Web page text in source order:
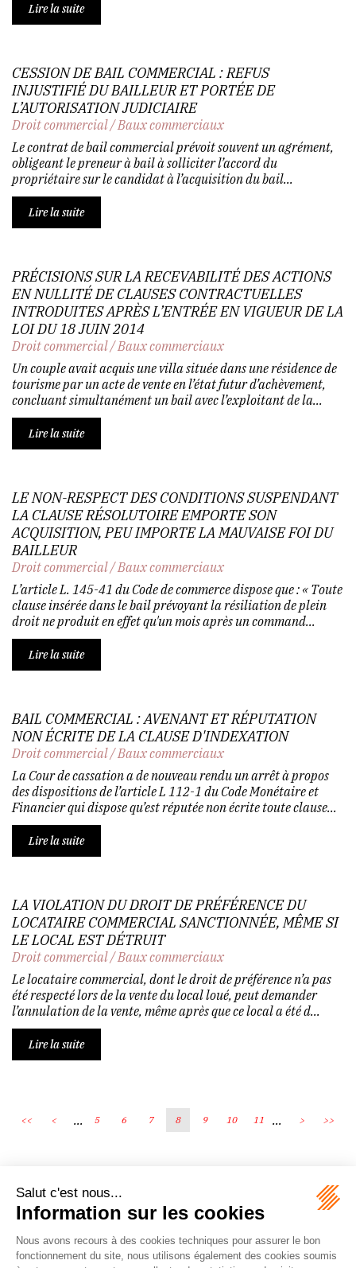
Lire la suite
CESSION DE BAIL COMMERCIAL : REFUS
INJUSTIFIÉ DU BAILLEUR ET PORTÉE DE
L’AUTORISATION JUDICIAIRE
Droit commercial/Baux commerciaux
Le contrat de bail commercial prévoit souvent un agrément,
obligeant le preneur à bail à solliciter l’accord du
propriétaire sur le candidat à l’acquisition du bail...
Lire la suite
PRÉCISIONS SUR LA RECEVABILITÉ DES ACTIONS
EN NULLITÉ DE CLAUSES CONTRACTUELLES
INTRODUITES APRÈS L’ENTRÉE EN VIGUEUR DE LA
LOI DU 18 JUIN 2014
Droit commercial/Baux commerciaux
Un couple avait acquis une villa située dans une résidence de
tourisme par un acte de vente en l’état futur d’achèvement,
concluant simultanément un bail avec l’exploitant de la...
Lire la suite
LE NON-RESPECT DES CONDITIONS SUSPENDANT
LA CLAUSE RÉSOLUTOIRE EMPORTE SON
ACQUISITION, PEU IMPORTE LA MAUVAISE FOI DU
BAILLEUR
Droit commercial/Baux commerciaux
L’article L. 145-41 du Code de commerce dispose que : « Toute
clause insérée dans le bail prévoyant la résiliation de plein
droit ne produit en effet qu'un mois après un command...
Lire la suite
BAIL COMMERCIAL : AVENANT ET RÉPUTATION
NON ÉCRITE DE LA CLAUSE D'INDEXATION
Droit commercial/Baux commerciaux
La Cour de cassation a de nouveau rendu un arrêt à propos
des dispositions de l’article L 112-1 du Code Monétaire et
Financier qui dispose qu’est réputée non écrite toute clause...
Lire la suite
LA VIOLATION DU DROIT DE PRÉFÉRENCE DU
LOCATAIRE COMMERCIAL SANCTIONNÉE, MÊME SI
LE LOCAL EST DÉTRUIT
Droit commercial/Baux commerciaux
Le locataire commercial, dont le droit de préférence n’a pas
été respecté lors de la vente du local loué, peut demander
l’annulation de la vente, même après que ce local a été d...
Lire la suite
<< < ... 5 6 7 8 9 10 11 ... > >>
Écosystème